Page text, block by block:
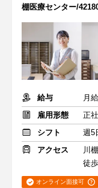
棚医療センター/
給与
月
雇用形態
正
シフト
週5
アクセス
川
徒
オンライン面接可